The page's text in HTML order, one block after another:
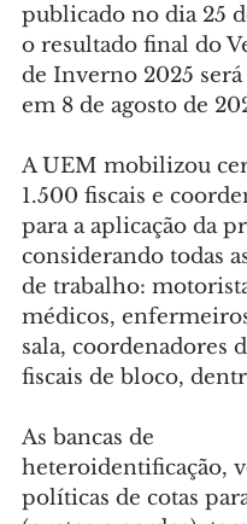
publicado no dia 25
o resultado final do
de Inverno 2025
em 8 de agosto de
A UEM mobilizou
1.500 fiscais e
para a aplicação da
considerando todas
de trabalho:
médicos,
sala, coordenadores
fiscais de bloco,
As bancas de
heteroidentificação,
políticas de cotas